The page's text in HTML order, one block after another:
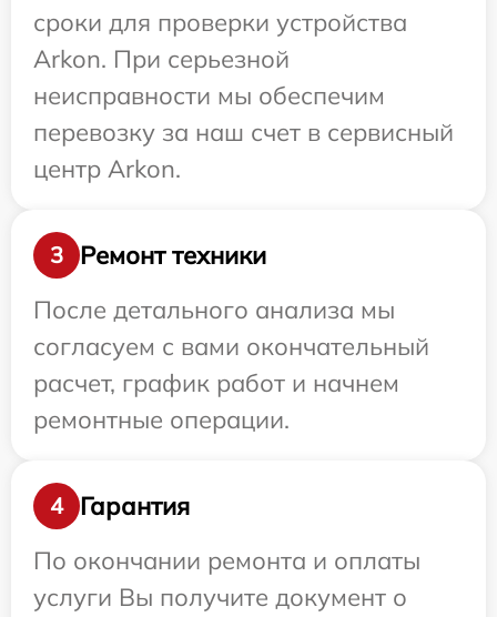
сроки для проверки устройства
Arkon. При серьезной
неисправности мы обеспечим
перевозку за наш счет в сервисный
центр Arkon.
3
Ремонт техники
После детального анализа мы
согласуем с вами окончательный
расчет, график работ и начнем
ремонтные операции.
4
Гарантия
По окончании ремонта и оплаты
услуги Вы получите документ о